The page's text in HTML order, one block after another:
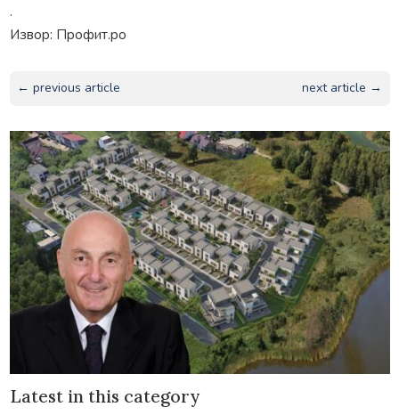
.
Извор: Профит.ро
← previous article next article →
Latest in this category